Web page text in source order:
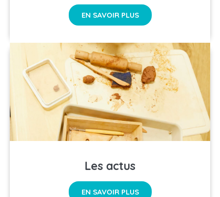
EN SAVOIR PLUS
Les actus
EN SAVOIR PLUS